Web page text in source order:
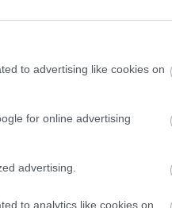
to advertising like cookies on
for online advertising
advertising.
to analytics like cookies on